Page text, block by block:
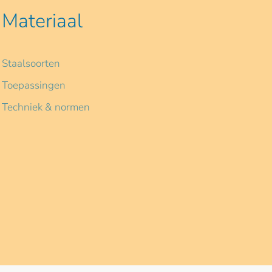
Materiaal
Staalsoorten
Toepassingen
Techniek & normen